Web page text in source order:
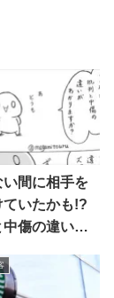
い間に相手を
ていたかも!?
中傷の違いと